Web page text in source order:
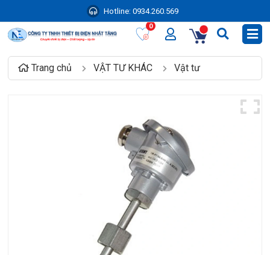
Hotline: 0934.260.569
0
Trang chủ VẬT TƯ KHÁC Vật tư